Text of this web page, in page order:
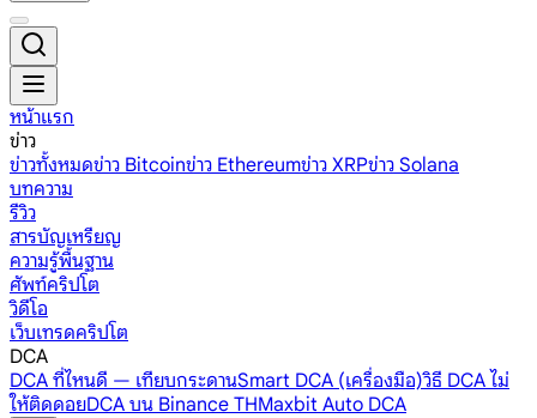
หน้าแรก
ข่าว
ข่าวทั้งหมดข่าว Bitcoinข่าว Ethereumข่าว XRPข่าว Solana
บทความ
รีวิว
สารบัญเหรียญ
ความรู้พื้นฐาน
ศัพท์คริปโต
วิดีโอ
เว็บเทรดคริปโต
DCA
DCA ที่ไหนดี — เทียบกระดานSmart DCA (เครื่องมือ)วิธี DCA ไม่
ให้ติดดอยDCA บน Binance THMaxbit Auto DCA